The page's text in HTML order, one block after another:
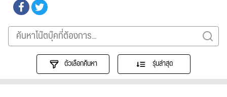
ตัวเลือกค้นหา รุ่นล่าสุด